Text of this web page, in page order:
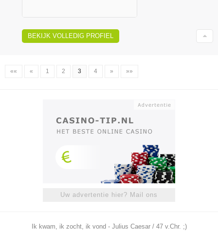
BEKIJK VOLLEDIG PROFIEL
«« « 1 2 3 4 » »»
Uw advertentie hier? Mail ons
Ik kwam, ik zocht, ik vond - Julius Caesar / 47 v.Chr. ;)